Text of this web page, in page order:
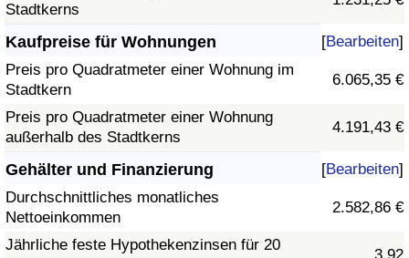
Stadtkerns
Kaufpreise für Wohnungen [Bearbeiten]
Preis pro Quadratmeter einer Wohnung im
Stadtkern
6.065,35 €
Preis pro Quadratmeter einer Wohnung
außerhalb des Stadtkerns
4.191,43 €
Gehälter und Finanzierung [Bearbeiten]
Durchschnittliches monatliches
Nettoeinkommen
2.582,86 €
Jährliche feste Hypothekenzinsen für 20